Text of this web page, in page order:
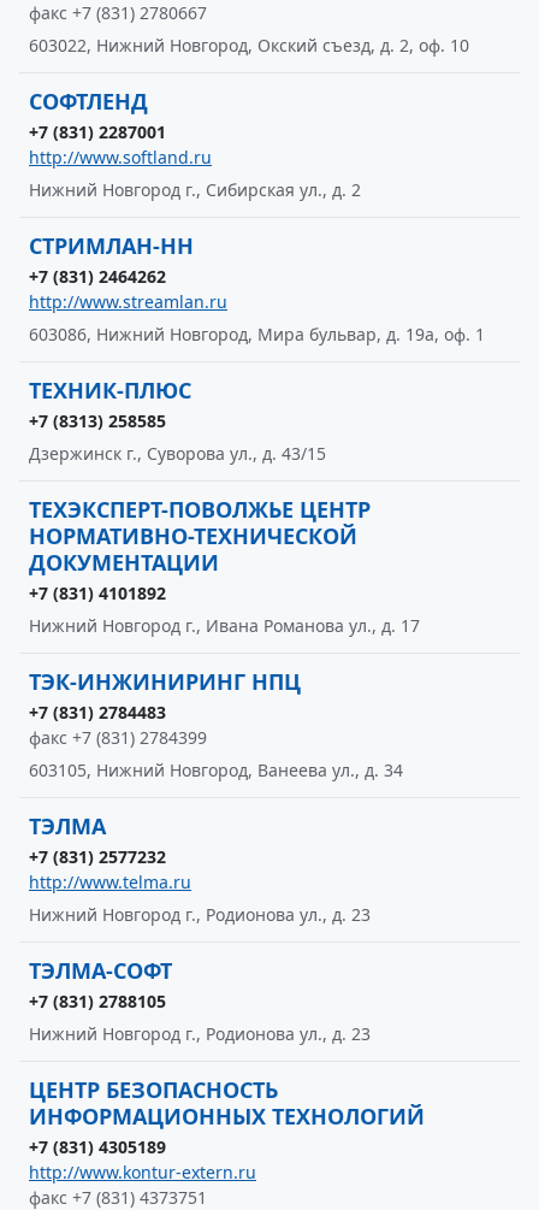
факс +7 (831) 2780667
603022, Нижний Новгород, Окский съезд, д. 2, оф. 10
СОФТЛЕНД
+7 (831) 2287001
http://www.softland.ru
Нижний Новгород г., Сибирская ул., д. 2
СТРИМЛАН-НН
+7 (831) 2464262
http://www.streamlan.ru
603086, Нижний Новгород, Мира бульвар, д. 19а, оф. 1
ТЕХНИК-ПЛЮС
+7 (8313) 258585
Дзержинск г., Суворова ул., д. 43/15
ТЕХЭКСПЕРТ-ПОВОЛЖЬЕ ЦЕНТР
НОРМАТИВНО-ТЕХНИЧЕСКОЙ
ДОКУМЕНТАЦИИ
+7 (831) 4101892
Нижний Новгород г., Ивана Романова ул., д. 17
ТЭК-ИНЖИНИРИНГ НПЦ
+7 (831) 2784483
факс +7 (831) 2784399
603105, Нижний Новгород, Ванеева ул., д. 34
ТЭЛМА
+7 (831) 2577232
http://www.telma.ru
Нижний Новгород г., Родионова ул., д. 23
ТЭЛМА-СОФТ
+7 (831) 2788105
Нижний Новгород г., Родионова ул., д. 23
ЦЕНТР БЕЗОПАСНОСТЬ
ИНФОРМАЦИОННЫХ ТЕХНОЛОГИЙ
+7 (831) 4305189
http://www.kontur-extern.ru
факс +7 (831) 4373751